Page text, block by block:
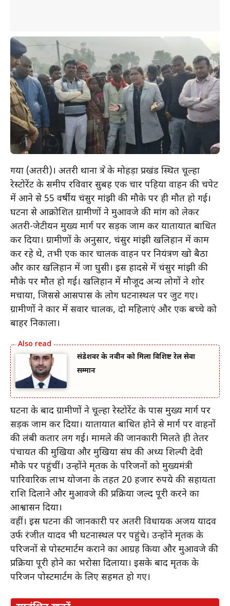
गया (अतरी)। अतरी थाना क्षेत्र के मोहड़ा प्रखंड स्थित चूल्हा
रेस्टोरेंट के समीप रविवार सुबह एक चार पहिया वाहन की चपेट
में आने से 55 वर्षीय चंसुर मांझी की मौके पर ही मौत हो गई।
घटना से आक्रोशित ग्रामीणों ने मुआवजे की मांग को लेकर
अतरी-जेटीयन मुख्य मार्ग पर सड़क जाम कर यातायात बाधित
कर दिया। ग्रामीणों के अनुसार, चंसुर मांझी खलिहान में काम
कर रहे थे, तभी एक कार चालक वाहन पर नियंत्रण खो बैठा
और कार खलिहान में जा घुसी। इस हादसे में चंसुर मांझी की
मौके पर मौत हो गई। खलिहान में मौजूद अन्य लोगों ने शोर
मचाया, जिससे आसपास के लोग घटनास्थल पर जुट गए।
ग्रामीणों ने कार में सवार चालक, दो महिलाएं और एक बच्चे को
बाहर निकाला।
संडेशवर के नवीन को मिला विशिष्ट रेल सेवा
सम्मान
घटना के बाद ग्रामीणों ने चूल्हा रेस्टोरेंट के पास मुख्य मार्ग पर
सड़क जाम कर दिया। यातायात बाधित होने से मार्ग पर वाहनों
की लंबी कतार लग गई। मामले की जानकारी मिलते ही तेतर
पंचायत की मुखिया और मुखिया संघ की अध्यक्ष शिल्पी देवी
मौके पर पहुंचीं। उन्होंने मृतक के परिजनों को मुख्यमंत्री
पारिवारिक लाभ योजना के तहत 20 हजार रुपये की सहायता
राशि दिलाने और मुआवजे की प्रक्रिया जल्द पूरी करने का
आश्वासन दिया।
वहीं। इस घटना की जानकारी पर अतरी विधायक अजय यादव
उर्फ रंजीत यादव भी घटनास्थल पर पहुंचे। उन्होंने मृतक के
परिजनों से पोस्टमार्टम कराने का आग्रह किया और मुआवजे की
प्रक्रिया पूरी होने का भरोसा दिलाया। इसके बाद मृतक के
परिजन पोस्टमार्टम के लिए सहमत हो गए।